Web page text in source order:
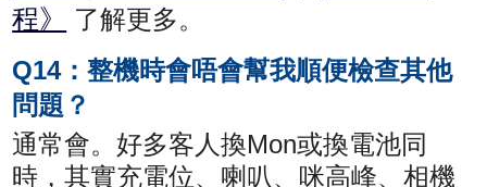
程》
了解更多。
Q14：整機時會唔會幫我順便檢查其他
問題？
通常會。好多客人換Mon或換電池同
時，其實充電位、喇叭、咪高峰、相機